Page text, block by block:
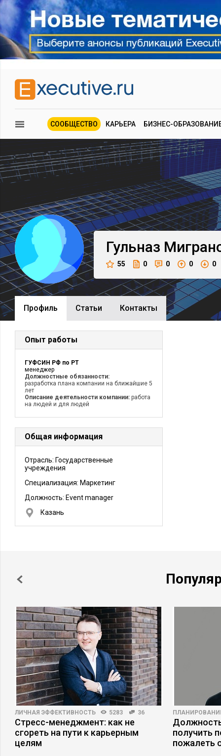
СООБЩЕСТВО КАРЬЕРА БИЗНЕС-
Гульназ
55 0 0 0 0
Профиль Cтатьи Контакты
Опыт работы
ГУФСИН РФ по РТ
менеджер
Должностные обязанности:
разработка плана компании на ближайшие 5
лет
Описание деятельности компании: работа
на людей и для людей
Общая информация
Отрасль: Государственные
учреждения
Специализация: Маркетинг
Должность: Event manager
Казань
ЛИЧНАЯ ЭФФЕКТИВНОСТЬ 5283 36
Стресс-менеджмент: как не
сгореть на пути к карьерным
целям
получить
пожалеть